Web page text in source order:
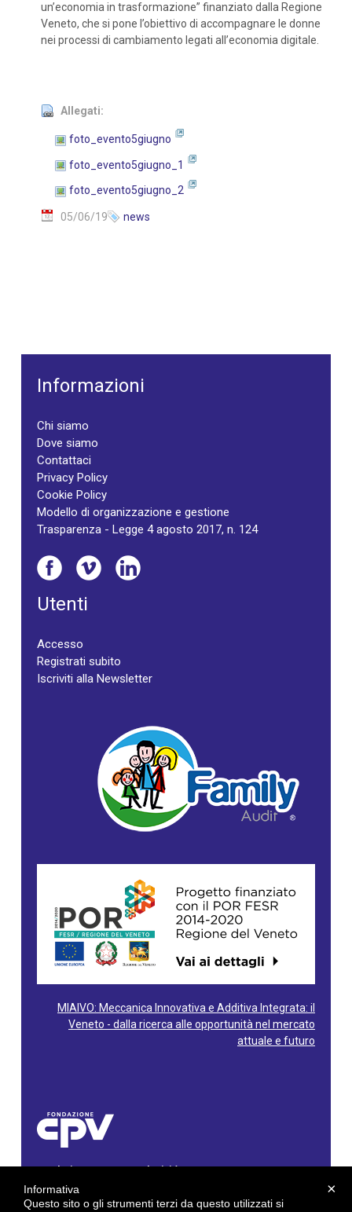
un’economia in trasformazione” finanziato dalla Regione
Veneto, che si pone l’obiettivo di accompagnare le donne
nei processi di cambiamento legati all’economia digitale.
Allegati:
foto_evento5giugno
foto_evento5giugno_1
foto_evento5giugno_2
05/06/19 news
Informazioni
Chi siamo
Dove siamo
Contattaci
Privacy Policy
Cookie Policy
Modello di organizzazione e gestione
Trasparenza - Legge 4 agosto 2017, n. 124
Utenti
Accesso
Registrati subito
Iscriviti alla Newsletter
MIAIVO: Meccanica Innovativa e Additiva Integrata: il
Veneto - dalla ricerca alle opportunità nel mercato
attuale e futuro
Fondazione Centro Produttività Veneto
Via Gioacchino Rossini, 60 - 36100 Vicenza - Italy
Tel. 0444/960500 - Fax 0444/1932220
×
Informativa
Questo sito o gli strumenti terzi da questo utilizzati si